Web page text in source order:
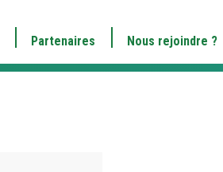
Partenaires Nous rejoindre ?